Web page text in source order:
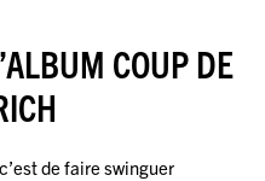
COUP DE
de faire swinguer